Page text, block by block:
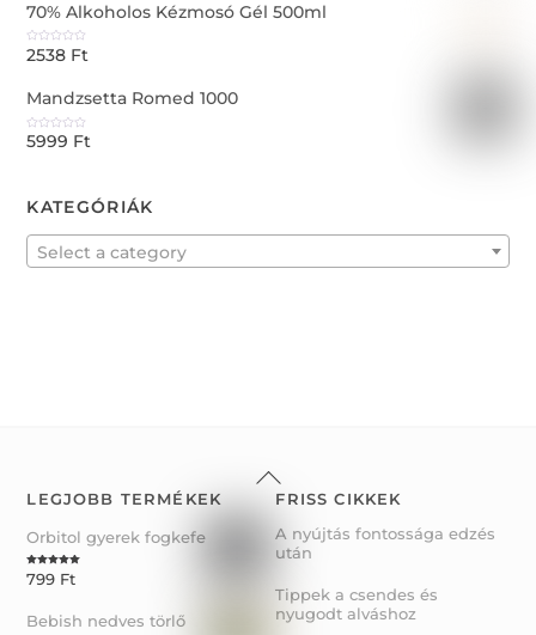
d
0
o
u
t
o
70% Alkoholos Kézmosó Gél 500ml
R
a
d
0
o
u
t
o
2538 Ft
Mandzsetta Romed 1000
R
a
o
u
o
5999 Ft
KATEGÓRIÁK
Select a category
Back
To
LEGJOBB TERMÉKEK
Orbitol gyerek fogkefe
Rated5.00
out of 5
799 Ft
Bebish nedves törlő
FRISS CIKKEK
A nyújtás fontossága edzés
után
Tippek a csendes és
nyugodt alváshoz